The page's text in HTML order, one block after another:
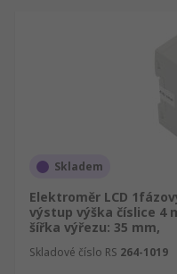
Skladem
Elektroměr LCD
výstup výška číslice 4
šířka výřezu: 35 mm,
Skladové číslo RS 264-1019